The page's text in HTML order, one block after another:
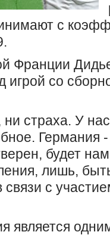
с
Франции
игрой со
ни страха. У
Германия
будет
лишь,
связи с
является